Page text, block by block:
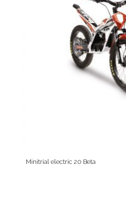
Minitrial electric 20 Beta